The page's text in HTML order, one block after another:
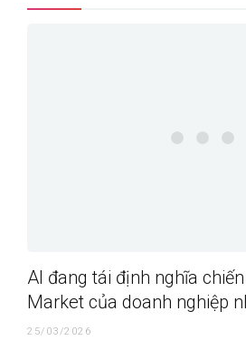
AI đang tái định nghĩa
Market của doanh nghiệp
25/03/2026